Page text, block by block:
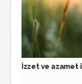
İzzet ve azamet